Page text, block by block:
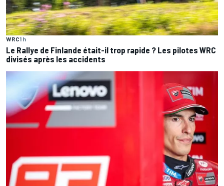
WRC1 h
Le Rallye de Finlande était-il trop rapide ? Les pilotes WRC
divisés après les accidents